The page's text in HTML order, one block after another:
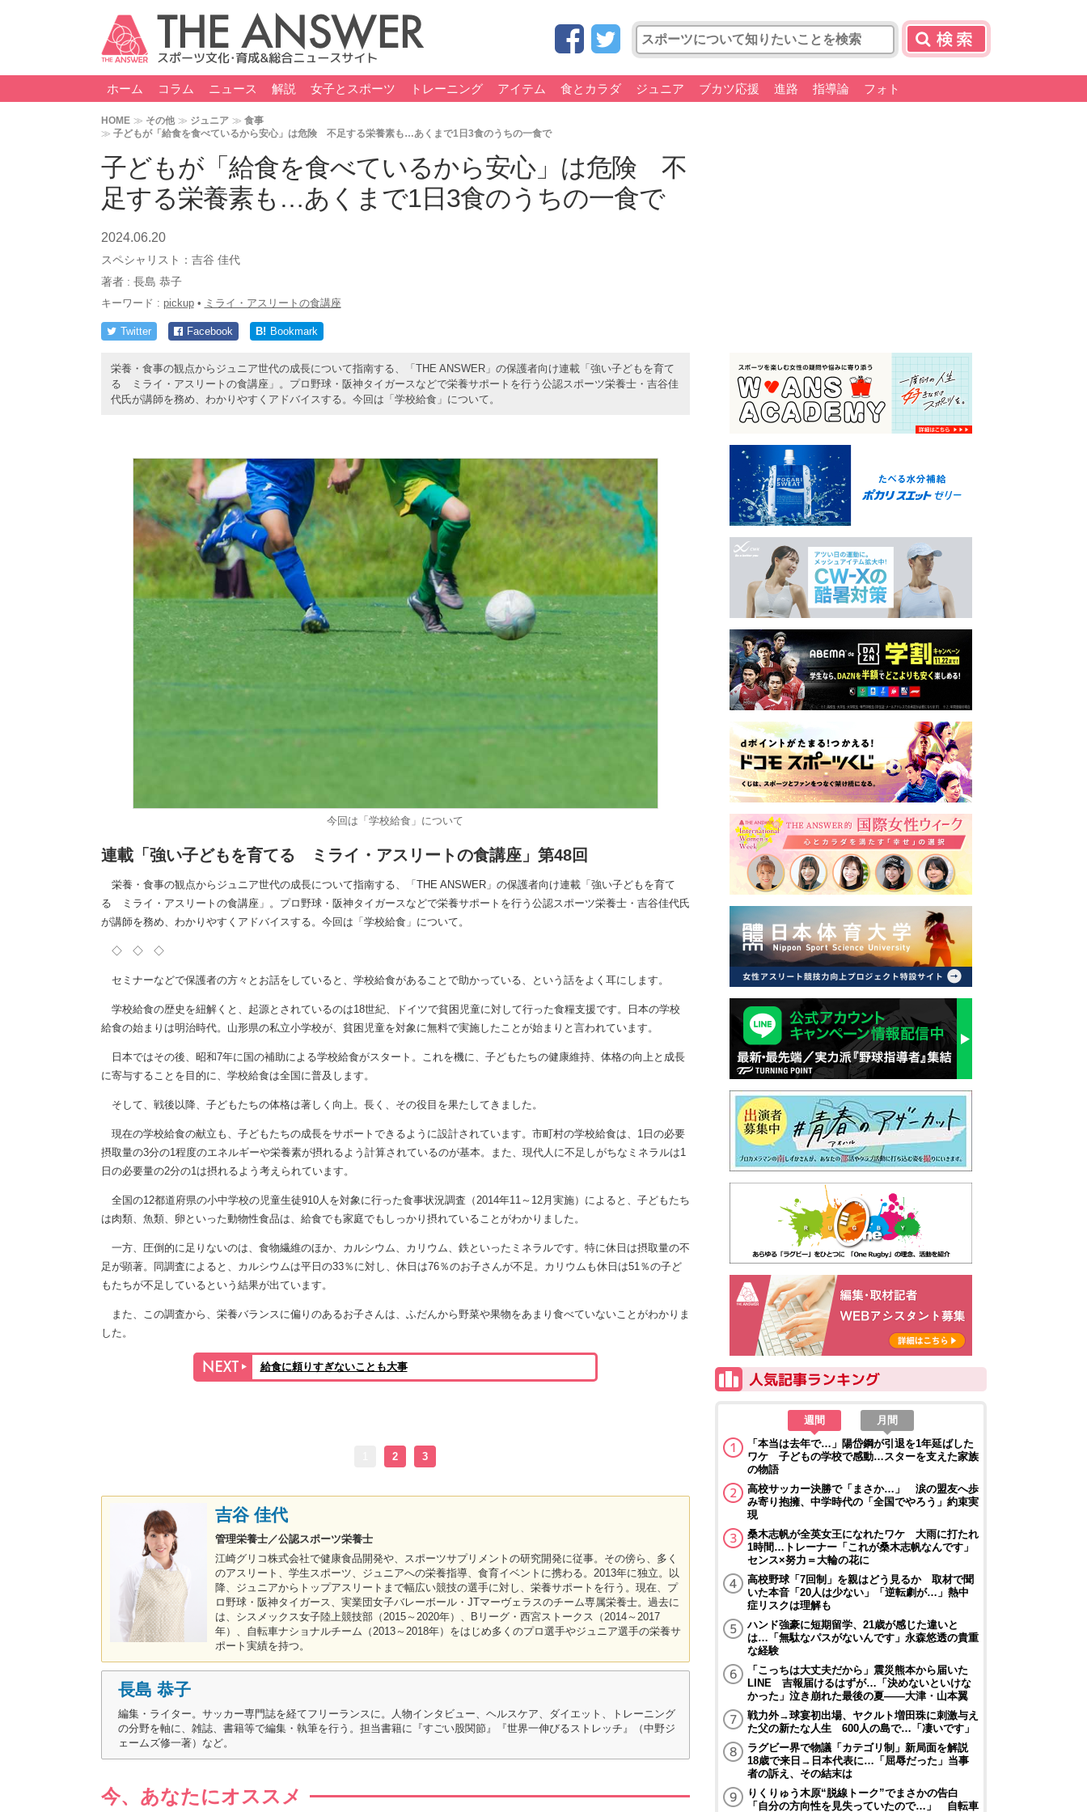
ホーム コラム ニュース 解説 女子とスポーツ トレーニング アイテム 食とカラダ ジュニア ブカツ応援 進路 指導論 フォト
HOME その他 ジュニア
食事
子どもが「給食を食べているから安心」は危険 不足する栄養素も…あくまで1日3食のうちの一食で
子どもが「給食を食べているから安心」は危険 不
足する栄養素も…あくまで1日3食のうちの一食で
2024.06.20
スペシャリスト： 吉谷 佳代
著者 : 長島 恭子
キーワード : pickup• ミライ・アスリートの食講座
Twitter Facebook B! Bookmark
栄養・食事の観点からジュニア世代の成長について指南する、「THE ANSWER」の保護者向け連載「強い子どもを育て
る ミライ・アスリートの食講座」。プロ野球・阪神タイガースなどで栄養サポートを行う公認スポーツ栄養士・吉谷佳
代氏が講師を務め、わかりやすくアドバイスする。今回は「学校給食」について。
今回は「学校給食」について
連載「強い子どもを育てる ミライ・アスリートの食講座」第48回
栄養・食事の観点からジュニア世代の成長について指南する、「THE ANSWER」の保護者向け連載「強い子どもを育て
る ミライ・アスリートの食講座」。プロ野球・阪神タイガースなどで栄養サポートを行う公認スポーツ栄養士・吉谷佳代氏
が講師を務め、わかりやすくアドバイスする。今回は「学校給食」について。
◇ ◇ ◇
セミナーなどで保護者の方々とお話をしていると、学校給食があることで助かっている、という話をよく耳にします。
学校給食の歴史を紐解くと、起源とされているのは18世紀、ドイツで貧困児童に対して行った食糧支援です。日本の学校
給食の始まりは明治時代。山形県の私立小学校が、貧困児童を対象に無料で実施したことが始まりと言われています。
日本ではその後、昭和7年に国の補助による学校給食がスタート。これを機に、子どもたちの健康維持、体格の向上と成長
に寄与することを目的に、学校給食は全国に普及します。
そして、戦後以降、子どもたちの体格は著しく向上。長く、その役目を果たしてきました。
現在の学校給食の献立も、子どもたちの成長をサポートできるように設計されています。市町村の学校給食は、1日の必要
摂取量の3分の1程度のエネルギーや栄養素が摂れるよう計算されているのが基本。また、現代人に不足しがちなミネラルは1
日の必要量の2分の1は摂れるよう考えられています。
全国の12都道府県の小中学校の児童生徒910人を対象に行った食事状況調査（2014年11～12月実施）によると、子どもたち
は肉類、魚類、卵といった動物性食品は、給食でも家庭でもしっかり摂れていることがわかりました。
一方、圧倒的に足りないのは、食物繊維のほか、カルシウム、カリウム、鉄といったミネラルです。特に休日は摂取量の不
足が顕著。同調査によると、カルシウムは平日の33％に対し、休日は76％のお子さんが不足。カリウムも休日は51％の子ど
もたちが不足しているという結果が出ています。
また、この調査から、栄養バランスに偏りのあるお子さんは、ふだんから野菜や果物をあまり食べていないことがわかりま
した。
給食に頼りすぎないことも大事
2 3
吉谷 佳代
管理栄養士／公認スポーツ栄養士
江崎グリコ株式会社で健康食品開発や、スポーツサプリメントの研究開発に従事。その傍ら、多く
のアスリート、学生スポーツ、ジュニアへの栄養指導、食育イベントに携わる。2013年に独立。以
降、ジュニアからトップアスリートまで幅広い競技の選手に対し、栄養サポートを行う。現在、プ
ロ野球・阪神タイガース、実業団女子バレーボール・JTマーヴェラスのチーム専属栄養士。過去に
は、シスメックス女子陸上競技部（2015～2020年）、Bリーグ・西宮ストークス（2014～2017
年）、自転車ナショナルチーム（2013～2018年）をはじめ多くのプロ選手やジュニア選手の栄養サ
ポート実績を持つ。
長島 恭子
編集・ライター。サッカー専門誌を経てフリーランスに。人物インタビュー、ヘルスケア、ダイエット、トレーニング
の分野を軸に、雑誌、書籍等で編集・執筆を行う。担当書籍に『すごい股関節』『世界一伸びるストレッチ』（中野ジ
ェームズ修一著）など。
今、あなたにオススメ
週間
月間
「本当は去年で…」陽岱鋼が引退を1年延ばした
ワケ 子どもの学校で感動…スターを支えた家族
の物語
高校サッカー決勝で「まさか…」 涙の盟友へ歩
み寄り抱擁、中学時代の「全国でやろう」約束実
現
桑木志帆が全英女王になれたワケ 大雨に打たれ
1時間…トレーナー「これが桑木志帆なんです」
センス×努力＝大輪の花に
高校野球「7回制」を親はどう見るか 取材で聞
いた本音「20人は少ない」「逆転劇が…」熱中
症リスクは理解も
ハンド強豪に短期留学、21歳が感じた違いと
は…「無駄なパスがないんです」永森悠透の貴重
な経験
「こっちは大丈夫だから」震災熊本から届いた
LINE 吉報届けるはずが…「決めないといけな
かった」泣き崩れた最後の夏――大津・山本翼
戦力外→球宴初出場、ヤクルト増田珠に刺激与え
た父の新たな人生 600人の島で…「凄いです」
ラグビー界で物議「カテゴリ制」新局面を解説
18歳で来日→日本代表に…「屈辱だった」当事
者の訴え、その結末は
りくりゅう木原“脱線トーク”でまさかの告白
「自分の方向性を見失っていたので…」 自転車